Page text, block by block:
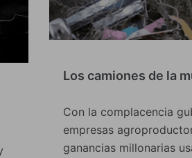
Los camiones de la
Con la complacencia
empresas
ganancias millonarias